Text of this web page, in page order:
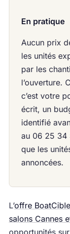
En pratique
Aucun prix
les unités
par les
l’ouverture.
c’est votre
écrit, un
identifié
au 06 25 34
que les
annoncées.
L’offre
salons Cannes
opportunités